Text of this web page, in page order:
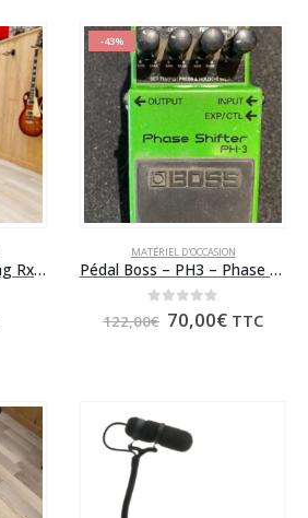
Guitare électrique – Lag Rx200 (Occasion)
-43%
MATÉRIEL D'OCCASION
Pédal Boss – PH3 – Phase Shifter (Occasion)
sur 5
122,00€ Le
prix
70,00€Le
TTC